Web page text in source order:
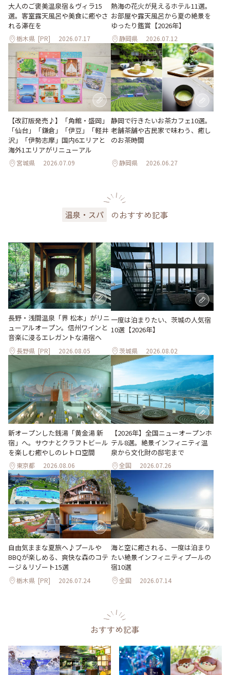
大人のご褒美温泉宿＆ヴィラ15
選。客室露天風呂や美食に癒やさ
れる滞在を
栃木県 [PR] 2026.07.17
熱海の花火が見えるホテル11選。
お部屋や露天風呂から夏の絶景を
ゆったり鑑賞【2026年】
静岡県 2026.07.12
【改訂版発売♪】「角館・盛岡」
「仙台」「鎌倉」「伊豆」「軽井
沢」「伊勢志摩」国内6エリアと
海外1エリアがリニューアル
宮城県 2026.07.09
静岡で行きたいお茶カフェ10選。
老舗茶舗や古民家で味わう、癒し
のお茶時間
静岡県 2026.06.27
温泉・スパ のおすすめ記事
長野・浅間温泉「界 松本」がリニ
ューアルオープン。信州ワインと
音楽に浸るエレガントな湯宿へ
長野県 [PR] 2026.08.05
一度は泊まりたい、茨城の人気宿
10選【2026年】
茨城県 2026.08.02
新オープンした銭湯「黄金湯 新
宿」へ。サウナとクラフトビール
を楽しむ癒やしのレトロ空間
東京都 2026.08.06
【2026年】全国ニューオープンホ
テル8選。絶景インフィニティ温
泉から文化財の邸宅まで
全国 2026.07.26
自由気ままな夏旅へ♪プールや
BBQが楽しめる、爽快な森のコテ
ージ＆リゾート15選
栃木県 [PR] 2026.07.24
海と空に癒される、一度は泊まり
たい絶景インフィニティプールの
宿10選
全国 2026.07.14
おすすめ記事